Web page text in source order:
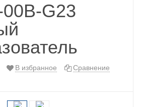
G23
В избранное Сравнение